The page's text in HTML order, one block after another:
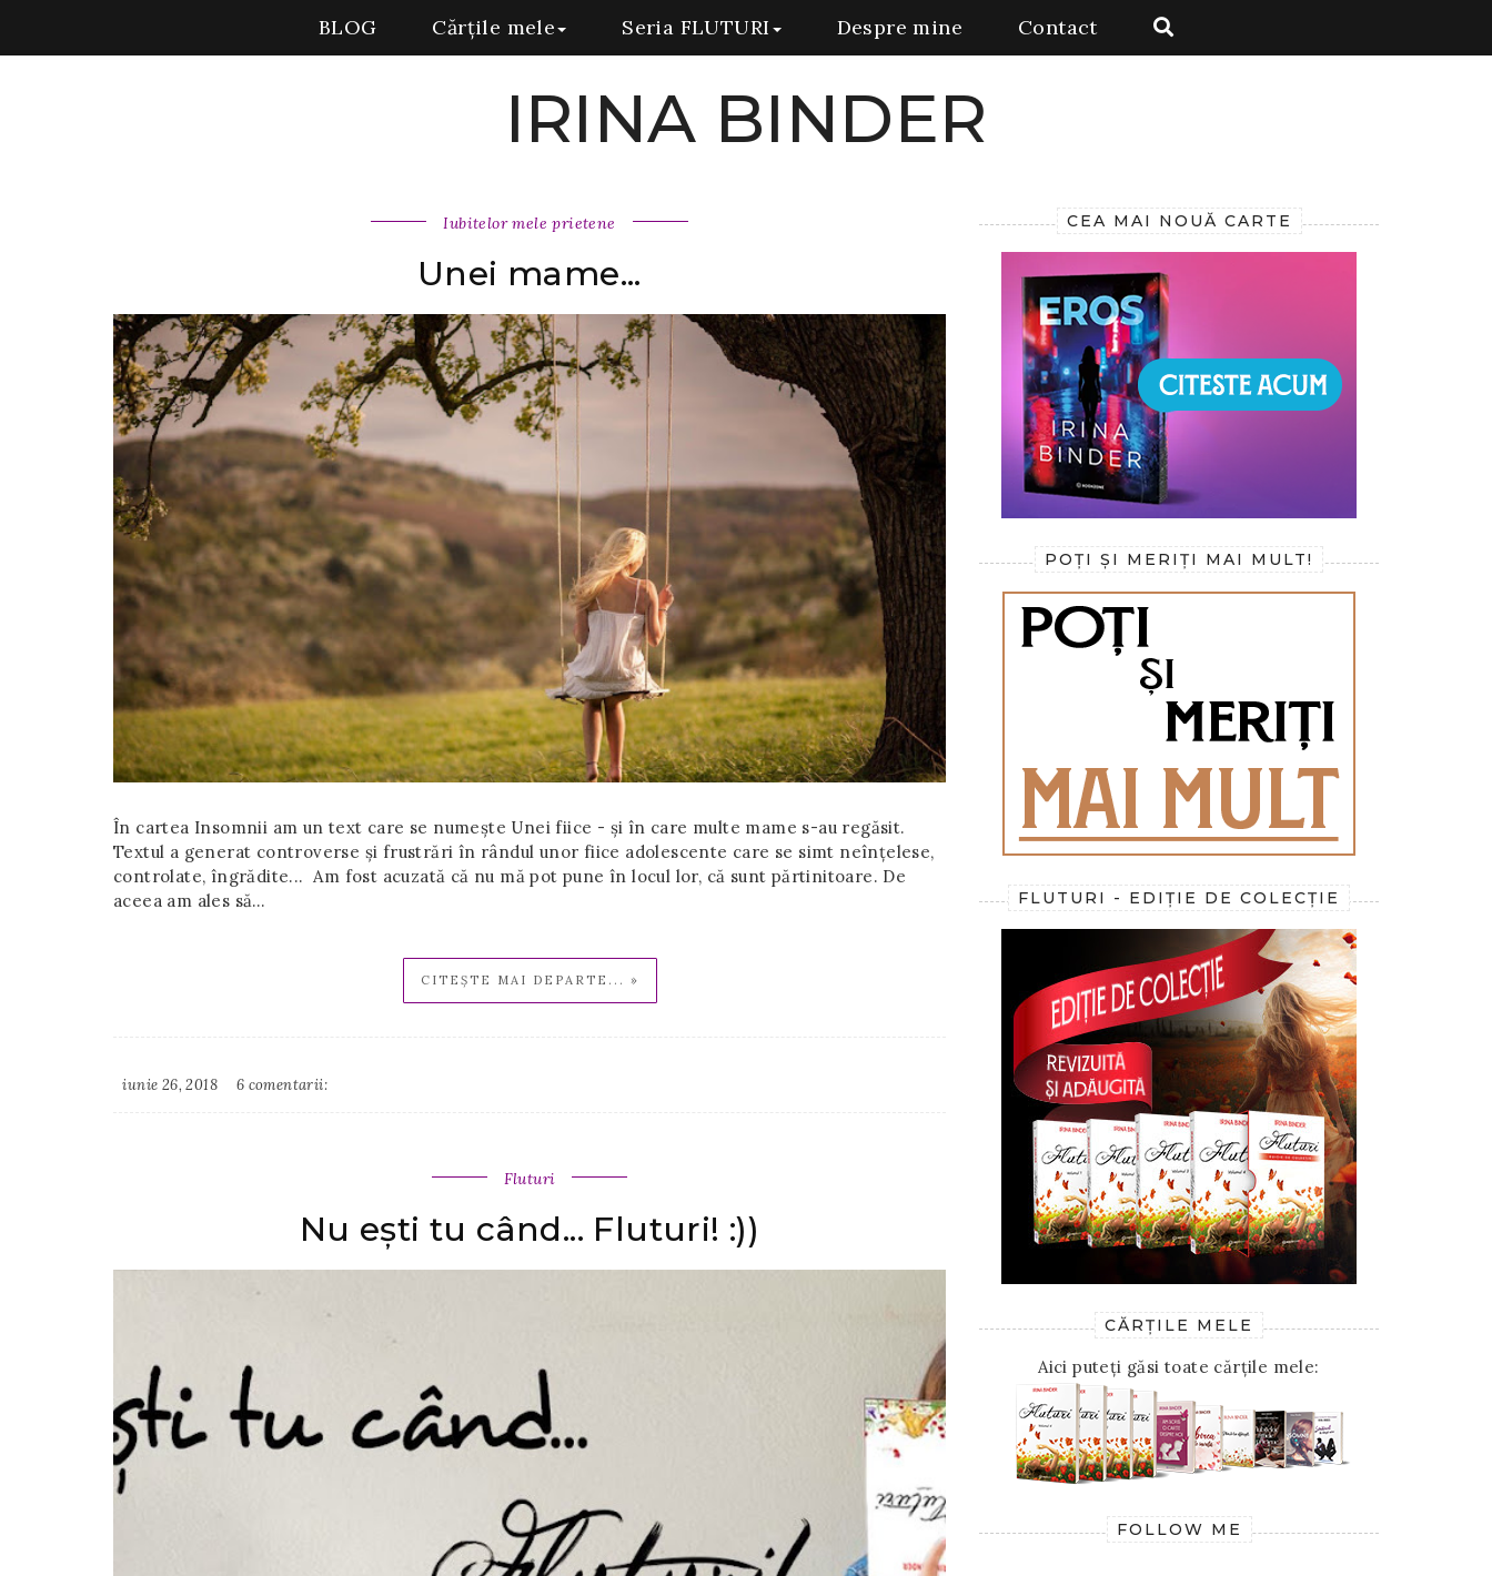
BLOG Cărțile mele Seria FLUTURI Despre mine Contact
IRINA BINDER
Iubitelor mele prietene
Unei mame...
În cartea Insomnii am un text care se numește Unei fiice - și în care multe mame s-au regăsit.
Textul a generat controverse și frustrări în rândul unor fiice adolescente care se simt neînțelese,
controlate, îngrădite... Am fost acuzată că nu mă pot pune în locul lor, că sunt părtinitoare. De
aceea am ales să…
CITEȘTE MAI DEPARTE... »
iunie 26, 2018 6 comentarii:
Fluturi
Nu ești tu când... Fluturi! :))
CEA MAI NOUĂ CARTE
POȚI ȘI MERIȚI MAI MULT!
FLUTURI - EDIȚIE DE COLECȚIE
CĂRȚILE MELE
Aici puteți găsi toate cărțile mele:
FOLLOW ME